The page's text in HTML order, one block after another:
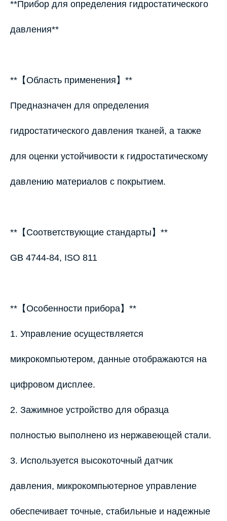
**Прибор для определения гидростатического
давления**
**【Область применения】**
Предназначен для определения
гидростатического давления тканей, а также
для оценки устойчивости к гидростатическому
давлению материалов с покрытием.
**【Соответствующие стандарты】**
GB 4744-84, ISO 811
**【Особенности прибора】**
1. Управление осуществляется
микрокомпьютером, данные отображаются на
цифровом дисплее.
2. Зажимное устройство для образца
полностью выполнено из нержавеющей стали.
3. Используется высокоточный датчик
давления, микрокомпьютерное управление
обеспечивает точные, стабильные и надежные